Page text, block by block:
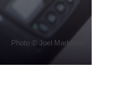
Photo © Joel Marklund